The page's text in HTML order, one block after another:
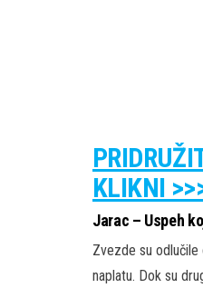
KLIKNI
Jarac – Uspeh
Zvezde su
naplatu. Dok su